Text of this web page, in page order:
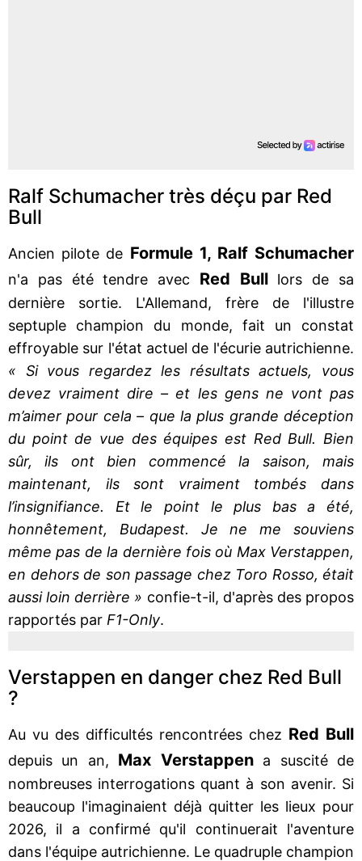
Ralf Schumacher très déçu par Red
Bull
Ancien pilote de Formule 1, Ralf Schumacher
n'a pas été tendre avec Red Bulllors de sa
dernière sortie. L'Allemand, frère de l'illustre
septuple champion du monde, fait un constat
effroyable sur l'état actuel de l'écurie autrichienne.
« Si vous regardez les résultats actuels, vous
devez vraiment dire – et les gens ne vont pas
m’aimer pour cela – que la plus grande déception
du point de vue des équipes est Red Bull. Bien
sûr, ils ont bien commencé la saison, mais
maintenant, ils sont vraiment tombés dans
l’insignifiance. Et le point le plus bas a été,
honnêtement, Budapest. Je ne me souviens
même pas de la dernière fois où Max Verstappen,
en dehors de son passage chez Toro Rosso, était
aussi loin derrière » confie-t-il, d'après des propos
rapportés par F1-Only.
Verstappen en danger chez Red Bull
?
Au vu des difficultés rencontrées chez Red Bull
depuis un an, Max Verstappena suscité de
nombreuses interrogations quant à son avenir. Si
beaucoup l'imaginaient déjà quitter les lieux pour
2026, il a confirmé qu'il continuerait l'aventure
dans l'équipe autrichienne. Le quadruple champion